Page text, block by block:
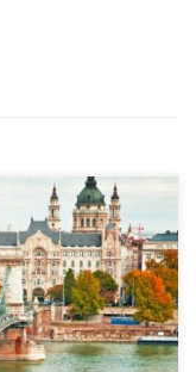
стран мира. С
большее внимание
по всей
вблизи столицы. Мы
известные из них.